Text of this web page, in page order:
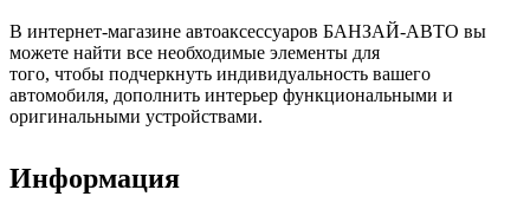
В интернет-магазине автоаксессуаров БАНЗАЙ-АВТО вы
можете найти все необходимые элементы для
того, чтобы подчеркнуть индивидуальность вашего
автомобиля, дополнить интерьер функциональными и
оригинальными устройствами.
Информация